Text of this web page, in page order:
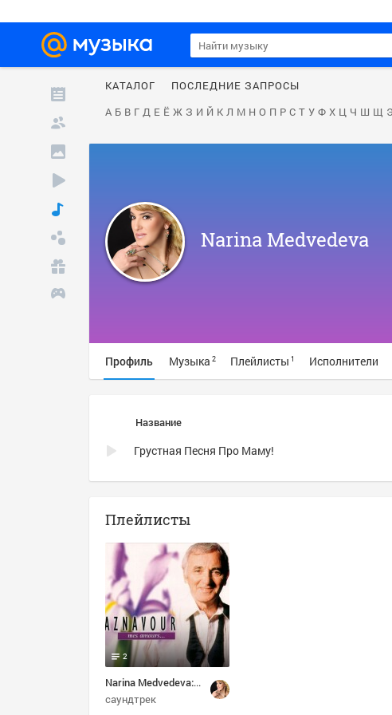
КАТАЛОГ
ПОСЛЕДНИЕ ЗАПРОСЫ
А Б В Г Д Е Ё Ж З И Й К Л М Н О П Р С Т У Ф Х Ц Ч Ш Щ Э
Narina Medvedeva
Профиль Музыка 2 Плейлисты 1 Исполнители
Название
Грустная Песня Про Маму!
Плейлисты
Narina Medvedeva: Избранное
2
саундтрек